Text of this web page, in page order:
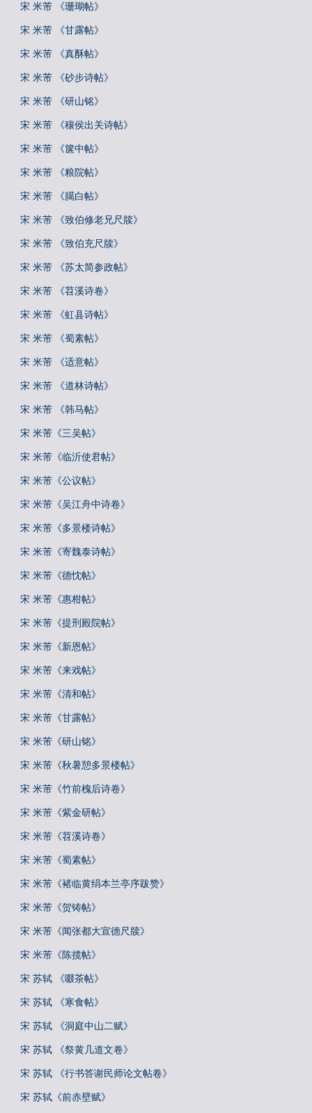
宋 米芾 《珊瑚帖》
宋 米芾 《甘露帖》
宋 米芾 《真酥帖》
宋 米芾 《砂步诗帖》
宋 米芾 《研山铭》
宋 米芾 《穰侯出关诗帖》
宋 米芾 《箧中帖》
宋 米芾 《粮院帖》
宋 米芾 《臈白帖》
宋 米芾 《致伯修老兄尺牍》
宋 米芾 《致伯充尺牍》
宋 米芾 《苏太简参政帖》
宋 米芾 《苕溪诗卷》
宋 米芾 《虹县诗帖》
宋 米芾 《蜀素帖》
宋 米芾 《适意帖》
宋 米芾 《道林诗帖》
宋 米芾 《韩马帖》
宋 米芾《三吴帖》
宋 米芾《临沂使君帖》
宋 米芾《公议帖》
宋 米芾《吴江舟中诗卷》
宋 米芾《多景楼诗帖》
宋 米芾《寄魏泰诗帖》
宋 米芾《德忱帖》
宋 米芾《惠柑帖》
宋 米芾《提刑殿院帖》
宋 米芾《新恩帖》
宋 米芾《来戏帖》
宋 米芾《清和帖》
宋 米芾《甘露帖》
宋 米芾《研山铭》
宋 米芾《秋暑憩多景楼帖》
宋 米芾《竹前槐后诗卷》
宋 米芾《紫金研帖》
宋 米芾《苕溪诗卷》
宋 米芾《蜀素帖》
宋 米芾《褚临黄绢本兰亭序跋赞》
宋 米芾《贺铸帖》
宋 米芾《闻张都大宣德尺牍》
宋 米芾《陈揽帖》
宋 苏轼 《啜茶帖》
宋 苏轼 《寒食帖》
宋 苏轼 《洞庭中山二赋》
宋 苏轼 《祭黄几道文卷》
宋 苏轼 《行书答谢民师论文帖卷》
宋 苏轼《前赤壁赋》